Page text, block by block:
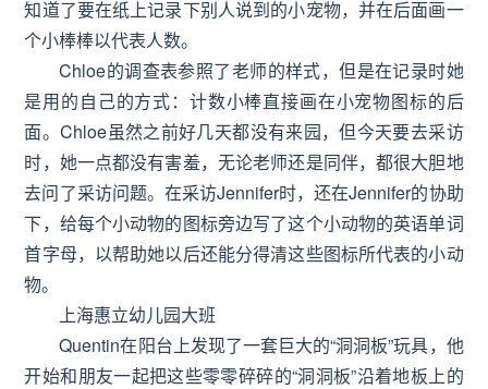
知道了要在纸上记录下别人说到的小宠物，并在后面画一
个小棒棒以代表人数。
Chloe的调查表参照了老师的样式，但是在记录时她
是用的自己的方式：计数小棒直接画在小宠物图标的后
面。Chloe虽然之前好几天都没有来园，但今天要去采访
时，她一点都没有害羞，无论老师还是同伴，都很大胆地
去问了采访问题。在采访Jennifer时，还在Jennifer的协助
下，给每个小动物的图标旁边写了这个小动物的英语单词
首字母，以帮助她以后还能分得清这些图标所代表的小动
物。
上海惠立幼儿园大班
Quentin在阳台上发现了一套巨大的“洞洞板”玩具，他
开始和朋友一起把这些零零碎碎的“洞洞板”沿着地板上的